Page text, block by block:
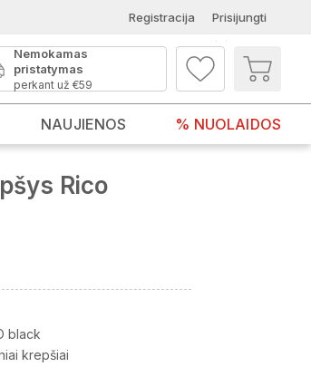
Registracija Prisijungti
Nemokamas
pristatymas
perkant už €59
NAUJIENOS % NUOLAIDOS
Rico
black
krepšiai